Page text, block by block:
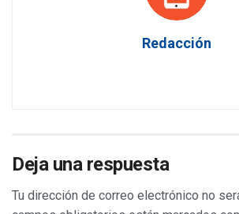
Redacción
Deja una respuesta
Tu dirección de correo electrónico no